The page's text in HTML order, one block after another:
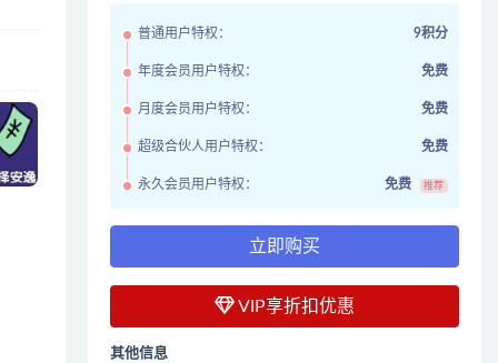
普通用户特权： 9积分
年度会员用户特权： 免费
月度会员用户特权： 免费
超级合伙人用户特权： 免费
永久会员用户特权： 免费 推荐
立即购买
VIP享折扣优惠
其他信息